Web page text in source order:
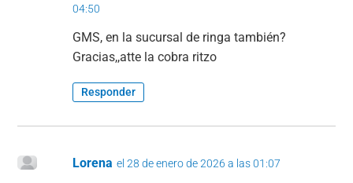
04:50
GMS, en la sucursal de ringa también?
Gracias,,atte la cobra ritzo
Responder
Lorena el 28 de enero de 2026 a las 01:07